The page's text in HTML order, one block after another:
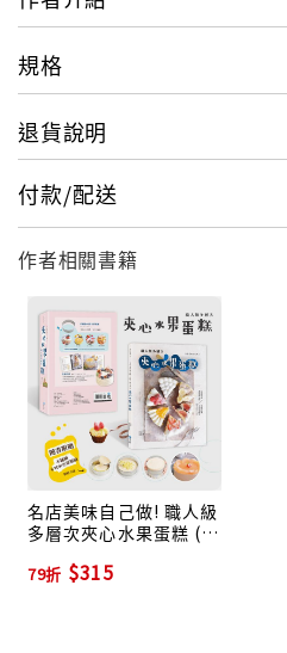
獨家整理替換材料及提升風味
通通告訴你！
特別收錄10款果醬、盤飾醬
除了2款經典內餡外，還特別
法，
可用於各式甜點、日常麵包、
規格
退貨說明
付款/配送
作者相關書籍
名店美味自己做! 職人級
多層次夾心水果蛋糕 (附
79折 $315